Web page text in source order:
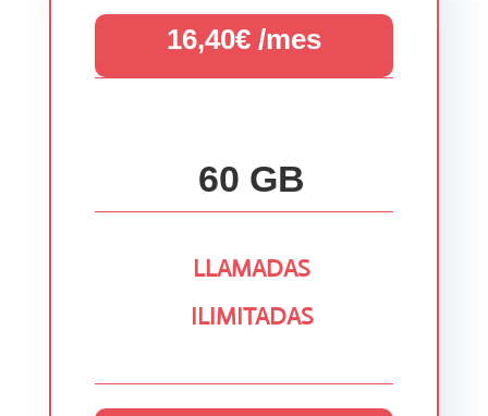
16,40€ /mes
60 GB
LLAMADAS
ILIMITADAS